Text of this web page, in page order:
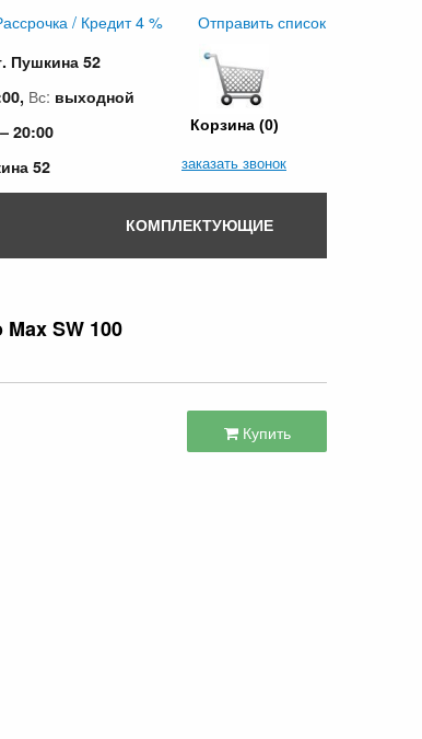
/ Кредит 4 % Отправить список
Пушкина 52
Вс: выходной
20:00
52
Корзина (0)
заказать звонок
КОМПЛЕКТУЮЩИЕ
SW 100
Купить